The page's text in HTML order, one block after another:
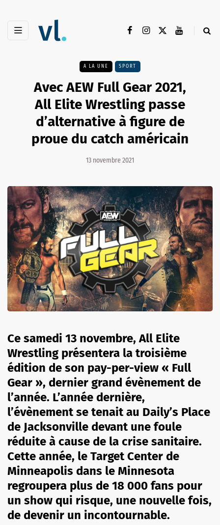
A LA UNE SPORT
Avec AEW Full Gear 2021,
All Elite Wrestling passe
d’alternative à figure de
proue du catch américain
13 novembre 2021
Ce samedi 13 novembre, All Elite
Wrestling présentera la troisième
édition de son pay-per-view « Full
Gear », dernier grand évènement de
l’année. L’année dernière,
l’évènement se tenait au Daily’s Place
de Jacksonville devant une foule
réduite à cause de la crise sanitaire.
Cette année, le Target Center de
Minneapolis dans le Minnesota
regroupera plus de 18 000 fans pour
un show qui risque, une nouvelle fois,
de devenir un incontournable.